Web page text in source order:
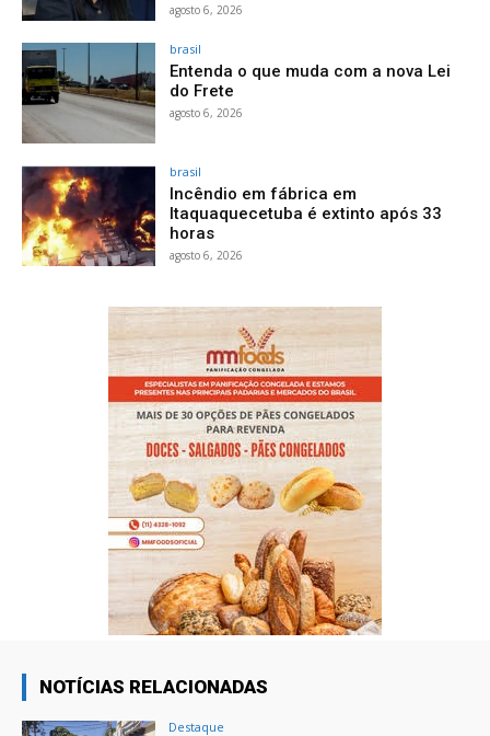
agosto 6, 2026
brasil
Entenda o que muda com a nova Lei
do Frete
agosto 6, 2026
brasil
Incêndio em fábrica em
Itaquaquecetuba é extinto após 33
horas
agosto 6, 2026
NOTÍCIAS RELACIONADAS
Destaque